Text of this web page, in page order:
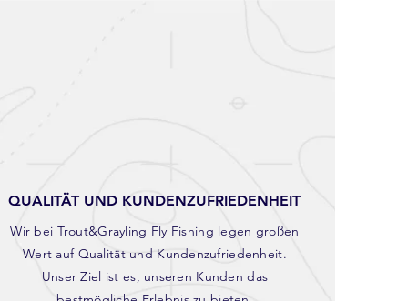
QUALITÄT UND KUNDENZUFRIEDENHEIT
Wir bei Trout&Grayling Fly Fishing legen großen
Wert auf Qualität und Kundenzufriedenheit.
Unser Ziel ist es, unseren Kunden das